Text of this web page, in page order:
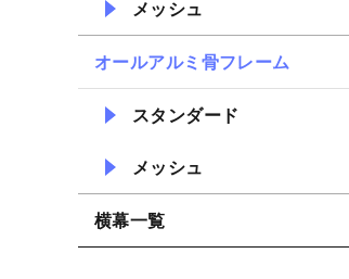
メッシュ
オールアルミ骨フレーム
スタンダード
メッシュ
横幕一覧